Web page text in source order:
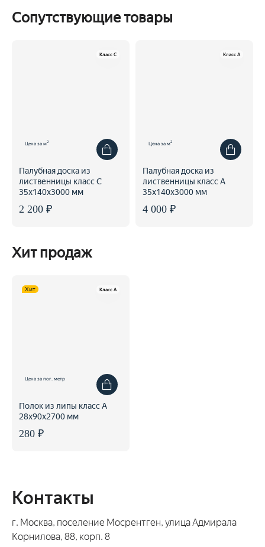
Сопутствующие товары
Класс C
Цена за м2
Палубная доска из
лиственницы класс С
35x140x3000 мм
2 200 ₽
Класс A
Цена за м2
Палубная доска из
лиственницы класс А
35x140x3000 мм
4 000 ₽
Хит продаж
Класс A
Хит
Цена за пог. метр
Полок из липы класс А
28x90x2700 мм
280 ₽
Контакты
г. Москва, поселение Мосрентген, улица Адмирала
Корнилова, 88, корп. 8